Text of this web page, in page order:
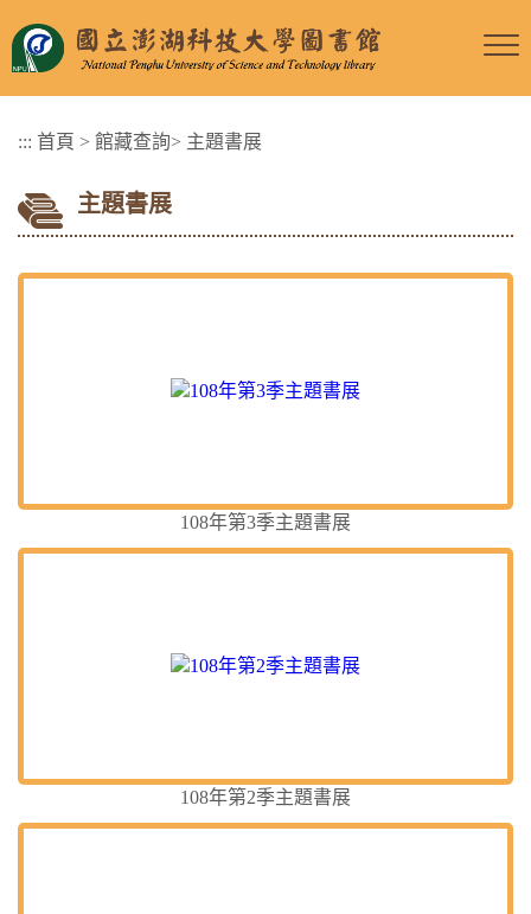
::: 首頁 > 館藏查詢> 主題書展
主題書展
108年第3季主題書展
108年第2季主題書展